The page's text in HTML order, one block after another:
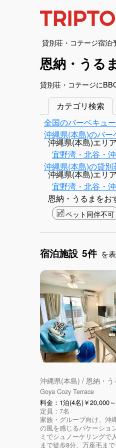
貸別荘・コテージ宿泊
恩納・うる
貸別荘・コテージに
カテゴリ検索
全国のバーベキュ
沖縄県(本島)のバ
沖縄県(本島)エリ
宜野湾・北谷・
沖縄県(本島)の貸
沖縄県(本島)エリ
宜野湾・北谷・
恩納・うるまをお
ペット同伴不可
宿泊施設 5件 を
沖縄県(本島) / 恩納・う
Goya Cozy Terrace
料金：1泊(4名)￥20,000～
定員：7名
家族・グループ向け、沖
の風を感じるバケーショ
ミでシュノーケリングで
まで徒歩8分、万座毛ま